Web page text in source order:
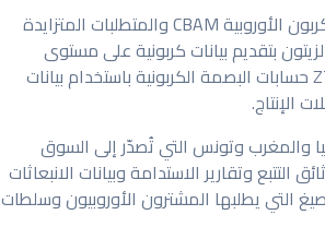
تُلزم آلية تعديل حدود الكربون الأوروبية CBAM والمتطلبات المتزايدة
بتقديم بيانات كربونية على مستوى
المنتج. يدعم ZTO Fabrika حسابات البصمة الكربونية باستخدام بيانات
الإنتاج.
والمغرب وتونس التي تُصدّر إلى السوق
التتبع وتقارير الاستدامة وبيانات الانبعاثات
التي يطلبها المشترون الأوروبيون وسلطات